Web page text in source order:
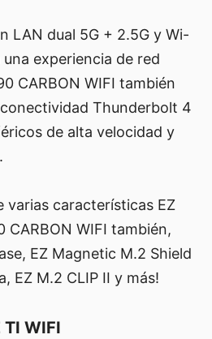
LAN dual 5G + 2.5G y Wi-
experiencia de red
CARBON WIFI también
Thunderbolt 4
de alta velocidad y
varias características EZ
CARBON WIFI también,
EZ Magnetic M.2 Shield
EZ M.2 CLIP II y más!
TI WIFI